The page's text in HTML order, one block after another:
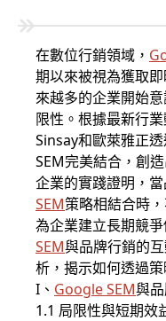
在數位行銷領域，
期以來被視為獲取
來越多的企業開始
限性。根據最新行
Sinsay和歐萊雅正
SEM完美結合，創
企業的實踐證明，
SEM策略相結合時
為企業建立長期競
SEM與品牌行銷的
析，揭示如何透過
I、 Google SEM與
1.1 局限性與短期效